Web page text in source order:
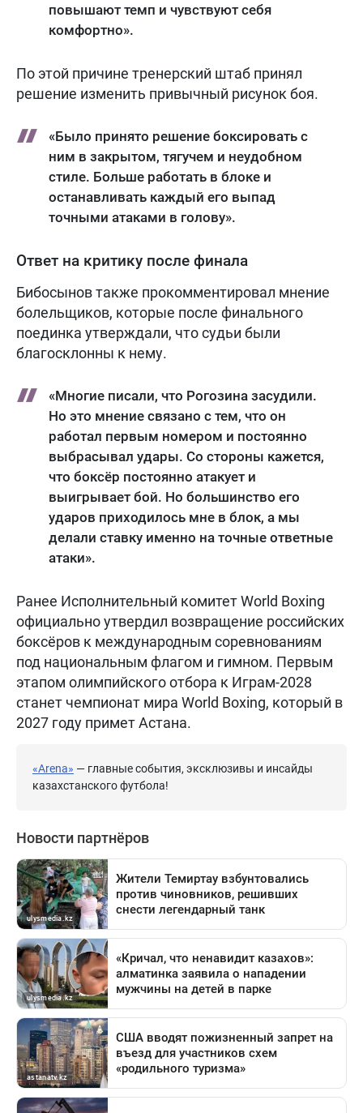
повышают темп и чувствуют себя
комфортно».
По этой причине тренерский штаб принял
решение изменить привычный рисунок боя.
«Было принято решение боксировать с
ним в закрытом, тягучем и неудобном
стиле. Больше работать в блоке и
останавливать каждый его выпад
точными атаками в голову».
Ответ на критику после финала
Бибосынов также прокомментировал мнение
болельщиков, которые после финального
поединка утверждали, что судьи были
благосклонны к нему.
«Многие писали, что Рогозина засудили.
Но это мнение связано с тем, что он
работал первым номером и постоянно
выбрасывал удары. Со стороны кажется,
что боксёр постоянно атакует и
выигрывает бой. Но большинство его
ударов приходилось мне в блок, а мы
делали ставку именно на точные ответные
атаки».
Ранее Исполнительный комитет World Boxing
официально утвердил возвращение российских
боксёров к международным соревнованиям
под национальным флагом и гимном. Первым
этапом олимпийского отбора к Играм-2028
станет чемпионат мира World Boxing, который в
2027 году примет Астана.
«Arena» — главные события, эксклюзивы и инсайды
казахстанского футбола!